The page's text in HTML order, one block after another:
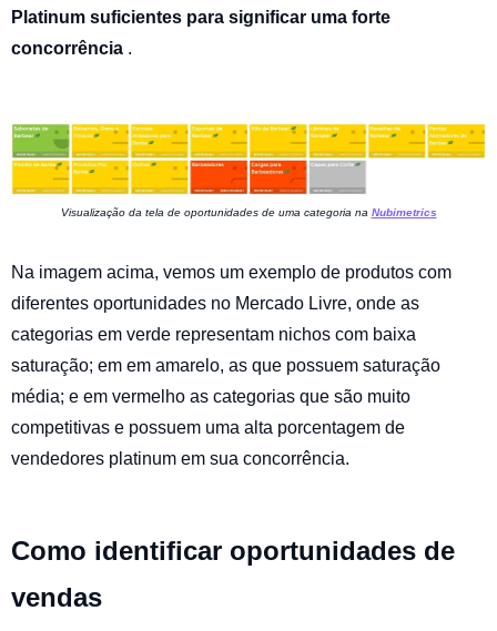
Platinum suficientes para significar uma forte
concorrência .
Visualização da tela de oportunidades de uma categoria na Nubimetrics
Na imagem acima, vemos um exemplo de produtos com
diferentes oportunidades no Mercado Livre, onde as
categorias em verde representam nichos com baixa
saturação; em em amarelo, as que possuem saturação
média; e em vermelho as categorias que são muito
competitivas e possuem uma alta porcentagem de
vendedores platinum em sua concorrência.
Como identificar oportunidades de
vendas